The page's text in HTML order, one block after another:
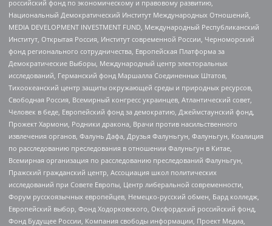
российский фонд по экономическому и правовому развитию,
Национальный Демократический Институт Международных Отношений,
MEDIA DEVELOPMENT INVESTMENT FUND, Международный Республиканский
Институт, Открытая Россия, Институт современной России, Черноморский
фонд регионального сотрудничества, Европейская Платформа за
Демократические Выборы, Международный центр электоральных
исследований, Германский фонд Маршалла Соединенных Штатов,
Тихоокеанский центр защиты окружающей среды и природных ресурсов,
Свободная Россия, Всемирный конгресс украинцев, Атлантический совет,
Человек в беде, Европейский фонд за демократию, Джеймстаунский фонд,
Прожект Хармони, Родники дракона, Врачи против насильственного
извлечения органов, Фалунь Дафа, Друзья Фалуньгун, Фалуньгун, Коалиция
по расследованию преследования в отношении Фалуньгун в Китае,
Всемирная организация по расследованию преследований Фалуньгун,
Пражский гражданский центр, Ассоциация школ политических
исследований при Совете Европы, Центр либеральной современности,
Форум русскоязычных европейцев, Немецко-русский обмен, Бард колледж,
Европейский выбор, Фонд Ходорковского, Оксфордский российский фонд,
Фонд Будущее России, Компания свободы информации, Проект Медиа,